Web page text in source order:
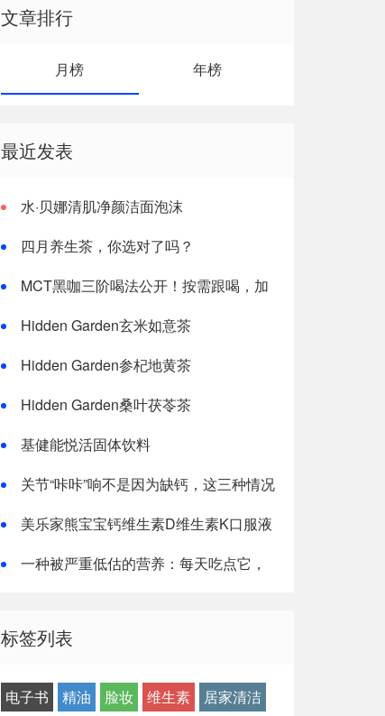
文章排行
月榜 年榜
最近发表
水·贝娜清肌净颜洁面泡沫
四月养生茶，你选对了吗？
MCT黑咖三阶喝法公开！按需跟喝，加
Hidden Garden玄米如意茶
Hidden Garden参杞地黄茶
Hidden Garden桑叶茯苓茶
基健能悦活固体饮料
关节“咔咔”响不是因为缺钙，这三种情况
美乐家熊宝宝钙维生素D维生素K口服液
一种被严重低估的营养：每天吃点它，
标签列表
电子书 精油 脸妆 维生素
居家清洁